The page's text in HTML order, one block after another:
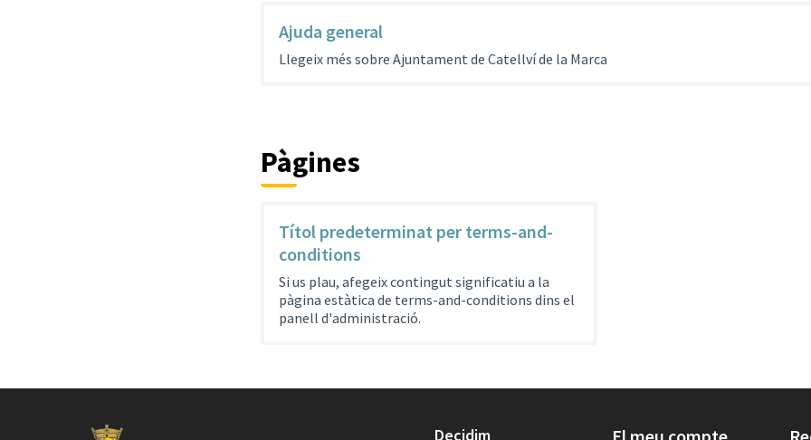
Ajuda general
Llegeix més sobre Ajuntament de Catellví de la Marca
Pàgines
Títol predeterminat per terms-and-
conditions
Si us plau, afegeix contingut significatiu a la
pàgina estàtica de terms-and-conditions dins el
panell d'administració.
Decidim